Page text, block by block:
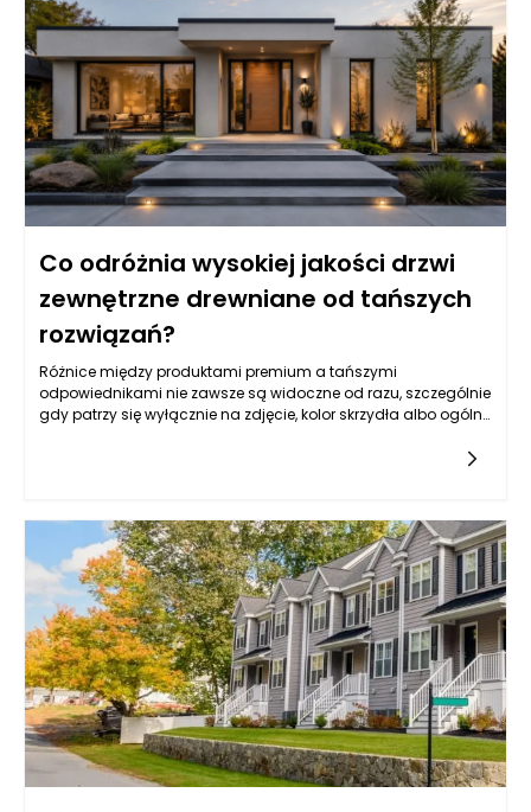
Co odróżnia wysokiej jakości drzwi
zewnętrzne drewniane od tańszych
rozwiązań?
Różnice między produktami premium a tańszymi
odpowiednikami nie zawsze są widoczne od razu, szczególnie
gdy patrzy się wyłącznie na zdjęcie, kolor skrzydła albo ogólny
precyzji wykonania. Tańsze rozwiązania często kuszą niższą
ceną, jednak mogą oznaczać kompromisy w zakresie
trwałości, odporności na wilgoć, szczelności, jakości okuć czy
żywotności powłoki ochronnej. W praktyce drzwi wejściowe są
intensywnie eksploatowane każdego dnia, a jednocześnie
muszą radzić sobie z deszczem, mrozem, słońcem, zmianami
temperatury i naprężeniami wynikającymi z pracy materiału.
Dlatego najważniejsze jest spojrzenie na zakup w dłuższej
perspektywie. Produkt dobrej klasy nie tylko lepiej wygląda, ale
również dłużej zachowuje parametry użytkowe, wymaga mniej
problematycznej konserwacji i daje większą pewność
stabilnego działania. Wysokiej jakości drzwi zewnętrzne
drewniane są inwestycją w komfort, bezpieczeństwo i estetykę